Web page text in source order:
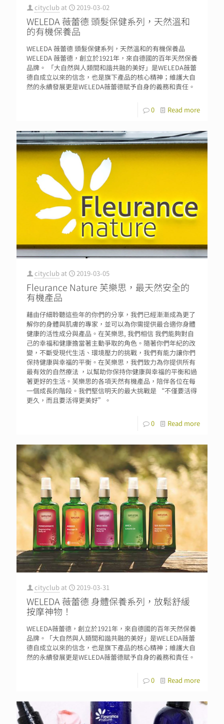
cityclub at 2019-03-02
WELEDA 薇蕾德 頭髮保健系列，天然溫和
的有機保養品
WELEDA 薇蕾德 頭髮保健系列，天然溫和的有機保養品
WELEDA 薇蕾德，創立於1921年，來自德國的百年天然保養
品牌。 「大自然與人類間和諧共融的美好」是WELEDA薇蕾
德自成立以來的信念，也是旗下產品的核心精神；維護大自
然的永續發展更是WELEDA薇蕾德賦予自身的義務和責任。
0 Read more
cityclub at 2019-03-05
Fleurance Nature 芙樂思，最天然安全的
有機產品
藉由仔細聆聽這些年的你們的分享，我們已經漸漸成為更了
解你的身體與肌膚的專家，並可以為你需提供最合適你身體
健康的活性成分與產品。在芙樂思, 我們相信 我們能夠對自
己的幸福和健康擔當著主動爭取的角色。隨著你們年紀的改
變，不斷受現代生活、環境壓力的挑戰，我們有能力讓你們
保持健康與幸福的平衡。在芙樂思，我們致力為你提供所有
最有效的自然療法 ，以幫助你保持你健康與幸福的平衡和過
著更好的生活。芙樂思的各項天然有機產品，陪伴各位在每
一個成長的階段。我們堅信明天的最大挑戰是 “不僅要活得
更久，而且要活得更美好”。
0 Read more
cityclub at 2019-03-31
WELEDA 薇蕾德 身體保養系列，放鬆舒緩
按摩神物！
WELEDA薇蕾德，創立於1921年，來自德國的百年天然保養
品牌。「大自然與人類間和諧共融的美好」是WELEDA薇蕾
德自成立以來的信念，也是旗下產品的核心精神；維護大自
然的永續發展更是WELEDA薇蕾德賦予自身的義務和責任。
0 Read more